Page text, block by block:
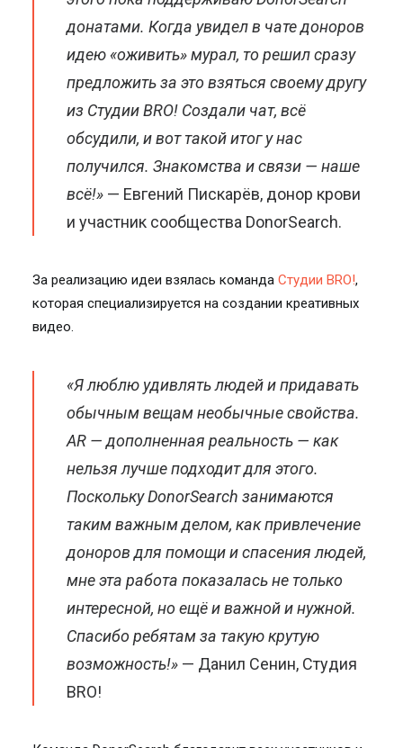
донатами. Когда увидел в чате доноров
идею «оживить» мурал, то решил сразу
предложить за это взяться своему другу
из Студии BRO! Создали чат, всё
обсудили, и вот такой итог у нас
получился. Знакомства и связи — наше
всё!» — Евгений Пискарёв, донор крови
и участник сообщества DonorSearch.
За реализацию идеи взялась команда Студии BRO!,
которая специализируется на создании креативных
видео.
«Я люблю удивлять людей и придавать
обычным вещам необычные свойства.
AR — дополненная реальность — как
нельзя лучше подходит для этого.
Поскольку DonorSearch занимаются
таким важным делом, как привлечение
доноров для помощи и спасения людей,
мне эта работа показалась не только
интересной, но ещё и важной и нужной.
Спасибо ребятам за такую крутую
возможность!» — Данил Сенин, Студия
BRO!